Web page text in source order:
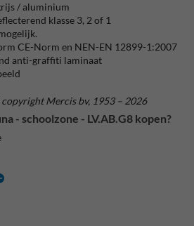
/ aluminium
klasse 3, 2 of 1
CE-Norm en NEN-EN 12899-1:2007
anti-graffiti laminaat
Mercis bv, 1953 – 2026
- schoolzone - LV.AB.G8 kopen?